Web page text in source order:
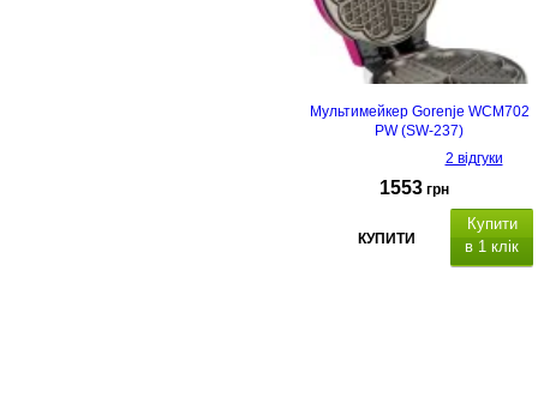
Мультимейкер Gorenje WCM702
PW (SW-237)
2 відгуки
1553 грн
КУПИТИ
Купити
в 1 клік